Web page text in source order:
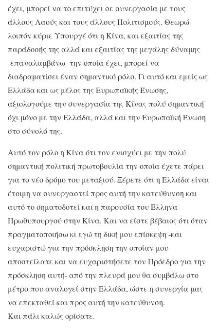
έχει, μπορεί να το επιτύχει σε συνεργασία με τους
άλλους Λαούς και τους άλλους Πολιτισμούς. Θεωρώ
λοιπόν κύριε Υπουργέ ότι η Κίνα, και εξαιτίας της
παράδοσής της αλλά και εξαιτίας της μεγάλης δύναμης
-επαναλαμβάνω- την οποία έχει, μπορεί να
διαδραματίσει έναν σημαντικό ρόλο. Γι αυτό και εμείς ως
Ελλάδα και ως μέλος της Ευρωπαϊκής Ένωσης,
αξιολογούμε την συνεργασία της Κίνας πολύ σημαντική
όχι μόνο με την Ελλάδα, αλλά και την Ευρωπαϊκή Ένωση
στο σύνολό της.
Αυτό τον ρόλο η Κίνα ότι τον ενισχύει με την πολύ
σημαντική πολιτική πρωτοβουλία την οποία έχετε πάρει
για το νέο δρόμο του μεταξιού. Ξέρετε ότι η Ελλάδα είναι
έτοιμη να συνεργαστεί προς αυτή την κατεύθυνση και
αυτό το σηματοδοτεί και η παρουσία του Έλληνα
Πρωθυπουργού στην Κίνα. Και να είστε βέβαιος ότι όταν
πραγματοποιήσω κι εγώ τη δική μου επίσκεψη -και
ευχαριστώ για την πρόσκληση την οποίαν μου
αποστείλατε και να ευχαριστήσετε τον Πρόεδρο για την
πρόσκληση αυτή- από την πλευρά μου θα συμβάλω στο
μέτρο που αναλογεί στην Ελλάδα, ώστε η συνεργία μας
να επεκταθεί και προς αυτή την κατεύθυνση.
Και πάλι καλώς ορίσατε.